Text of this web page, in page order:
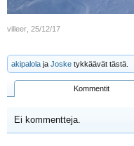
villeer 25/12/17
akipalola ja Joske tykkäävät tästä.
Kommentit
Ei kommentteja.